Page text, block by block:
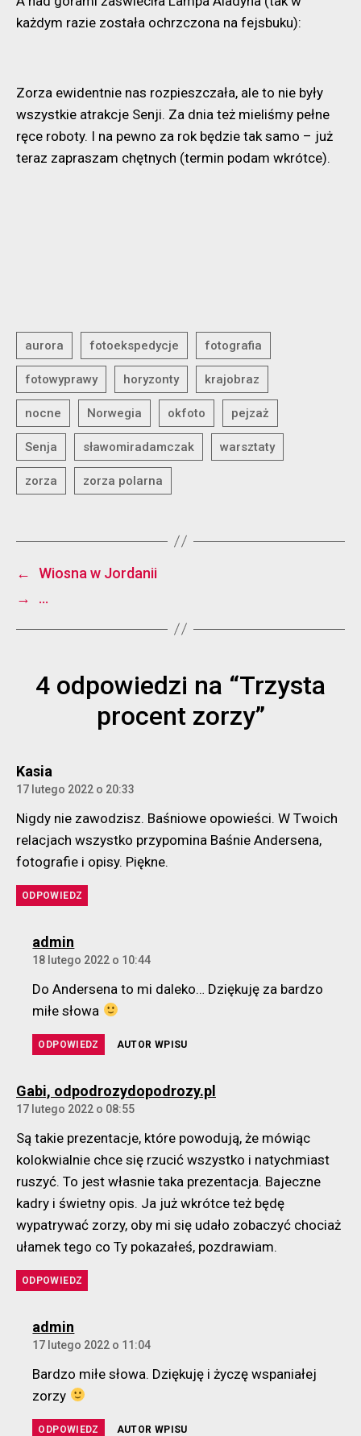
każdym razie została ochrzczona na fejsbuku):
Zorza ewidentnie nas rozpieszczała, ale to nie były
wszystkie atrakcje Senji. Za dnia też mieliśmy pełne
ręce roboty. I na pewno za rok będzie tak samo – już
teraz zapraszam chętnych (termin podam wkrótce).
←
Wiosna w Jordanii
→
…
4 odpowiedzi na “Trzysta
procent zorzy”
Kasia
17 lutego 2022 o 20:33
Nigdy nie zawodzisz. Baśniowe opowieści. W Twoich
relacjach wszystko przypomina Baśnie Andersena,
fotografie i opisy. Piękne.
ODPOWIEDZ
admin
18 lutego 2022 o 10:44
Do Andersena to mi daleko… Dziękuję za bardzo
miłe słowa
ODPOWIEDZ AUTOR WPISU
Gabi, odpodrozydopodrozy.pl
17 lutego 2022 o 08:55
Są takie prezentacje, które powodują, że mówiąc
kolokwialnie chce się rzucić wszystko i natychmiast
ruszyć. To jest własnie taka prezentacja. Bajeczne
kadry i świetny opis. Ja już wkrótce też będę
wypatrywać zorzy, oby mi się udało zobaczyć chociaż
ułamek tego co Ty pokazałeś, pozdrawiam.
ODPOWIEDZ
admin
17 lutego 2022 o 11:04
Bardzo miłe słowa. Dziękuję i życzę wspaniałej
zorzy
ODPOWIEDZ AUTOR WPISU